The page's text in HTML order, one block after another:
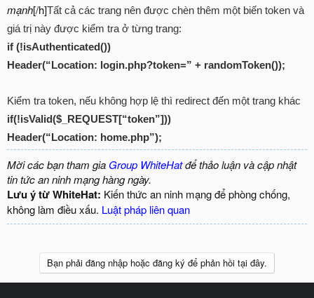
mạnh[/h]Tất cả các trang nên được chèn thêm một biến token và
giá trị này được kiểm tra ở từng trang:
if (!isAuthenticated())
Header(“Location: login.php?token=” + randomToken());
Kiểm tra token, nếu không hợp lệ thì redirect đến một trang khác
if(!isValid($_REQUEST[“token”]))
Header(“Location: home.php”);
Mời các bạn tham gia Group WhiteHatđể thảo luận và cập nhật
tin tức an ninh mạng hàng ngày.
Lưu ý từ WhiteHat: Kiến thức an ninh mạng để phòng chống,
không làm điều xấu. Luật pháp liên quan
Bạn phải đăng nhập hoặc đăng ký để phản hồi tại đây.